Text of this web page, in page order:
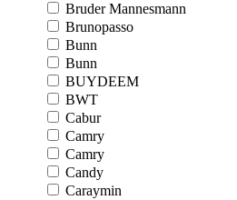
Bruder Mannesmann
Brunopasso
Bunn
Bunn
BUYDEEM
BWT
Cabur
Camry
Camry
Candy
Caraymin